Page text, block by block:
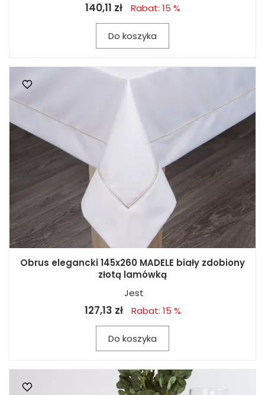
140,11 zł Rabat: 15 %
Do koszyka
Obrus elegancki 145x260 MADELE biały zdobiony
złotą lamówką
Jest
127,13 zł Rabat: 15 %
Do koszyka